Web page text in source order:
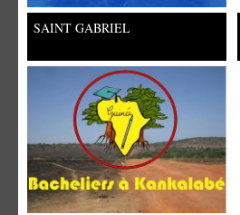
SAINT GABRIEL